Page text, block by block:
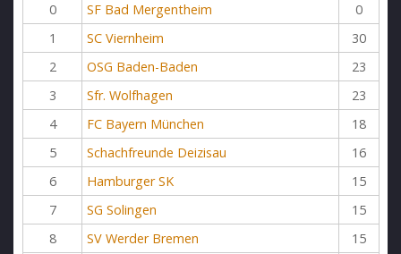
0
SF Bad Mergentheim
0
1
SC Viernheim
30
2
OSG Baden-Baden
23
3
Sfr. Wolfhagen
23
4
FC Bayern München
18
5
Schachfreunde Deizisau
16
6
Hamburger SK
15
7
SG Solingen
15
8
SV Werder Bremen
15